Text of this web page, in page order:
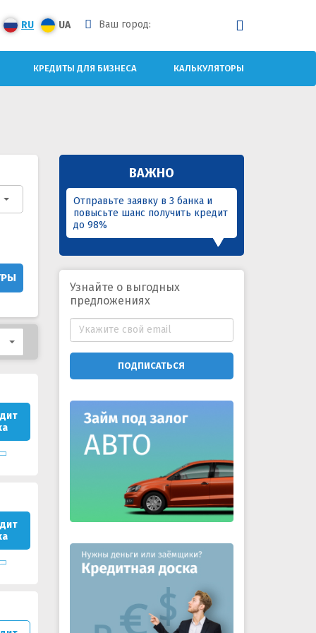
RU UA Ваш город:
КРЕДИТЫ ДЛЯ БИЗНЕСА КАЛЬКУЛЯТОРЫ
ВАЖНО
Отправьте заявку в 3 банка и
повысьте шанс получить кредит
до 98%
Узнайте о выгодных
предложениях
ПОДПИСАТЬСЯ